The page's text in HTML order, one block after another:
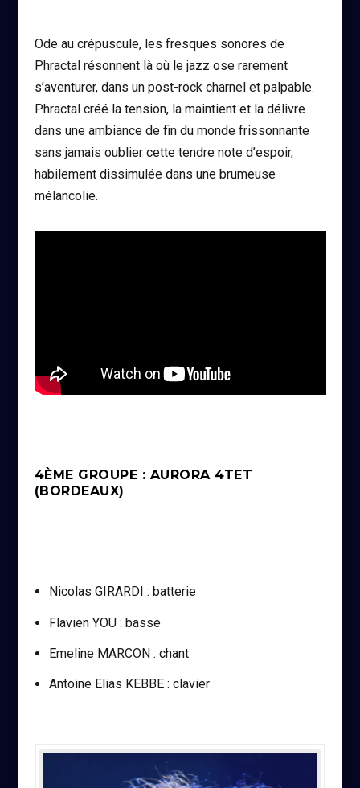
Ode au crépuscule, les fresques sonores de
Phractal résonnent là où le jazz ose rarement
s’aventurer, dans un post-rock charnel et palpable.
Phractal créé la tension, la maintient et la délivre
dans une ambiance de fin du monde frissonnante
sans jamais oublier cette tendre note d’espoir,
habilement dissimulée dans une brumeuse
mélancolie.
4ÈME GROUPE : AURORA 4TET
(BORDEAUX)
Nicolas GIRARDI : batterie
Flavien YOU : basse
Emeline MARCON : chant
Antoine Elias KEBBE : clavier